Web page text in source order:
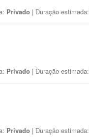
Privado | Duração estimada:
Privado | Duração estimada:
Privado | Duração estimada: